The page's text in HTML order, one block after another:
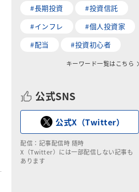
#長期投資
#投資信託
#インフレ
#個人投資家
#配当
#投資初心者
キーワード一覧はこちら
公式SNS
公式X（Twitter）
配信：記事配信時 随時
X（Twitter）には一部配信しない記事も
あります